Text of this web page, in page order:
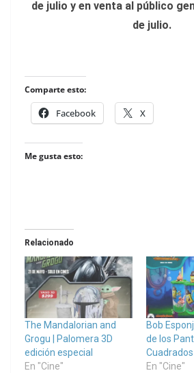
de julio y en venta al público
de julio.
Comparte esto:
Facebook X
Me gusta esto:
Relacionado
The Mandalorian and
Grogu | Palomera 3D
edición especial
En "Cine"
Bob
de los
Cuadrados
En "Cine"